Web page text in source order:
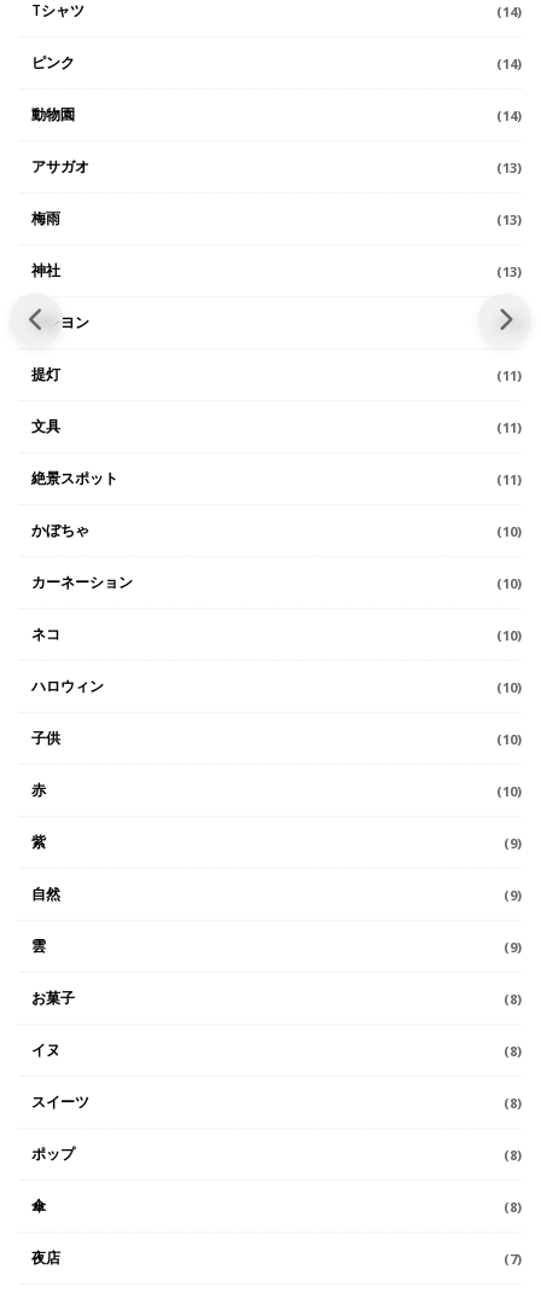
Tシャツ (14)
ピンク (14)
動物園 (14)
アサガオ (13)
梅雨 (13)
神社 (13)
クレヨン (11)
提灯 (11)
文具 (11)
絶景スポット (11)
かぼちゃ (10)
カーネーション (10)
ネコ (10)
ハロウィン (10)
子供 (10)
赤 (10)
紫 (9)
自然 (9)
雲 (9)
お菓子 (8)
イヌ (8)
スイーツ (8)
ポップ (8)
傘 (8)
夜店 (7)